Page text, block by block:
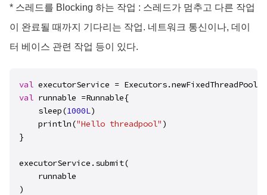
* 스레드를 Blocking 하는 작업 : 스레드가 멈추고 다른 작업
이 완료될 때까지 기다리는 작업. 네트워크 통신이나, 데이
터 베이스 관련 작업 등이 있다.
val executorService = Executors.newFixedThreadPool(
val runnable =Runnable{
    sleep(
1000L)
    println(
"Hello threadpool" )
}
executorService.submit(
    runnable
)